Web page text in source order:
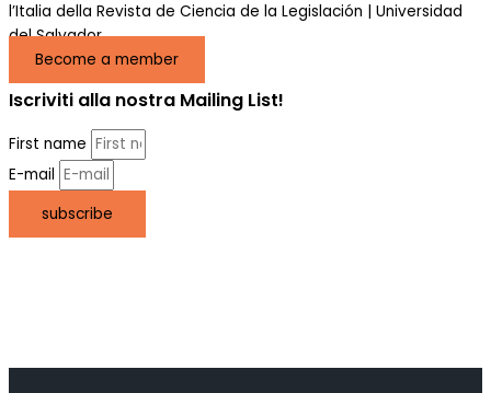
l’Italia della Revista de Ciencia de la Legislación | Universidad
del Salvador.
Become a member
Iscriviti alla nostra Mailing List!
First name
E-mail
subscribe